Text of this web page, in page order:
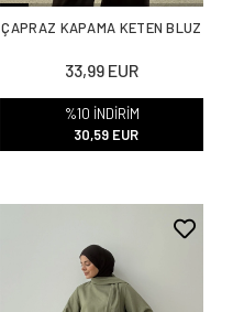
ÇAPRAZ KAPAMA KETEN BLUZ
33,99 EUR
%10 İNDİRİM
30,59 EUR